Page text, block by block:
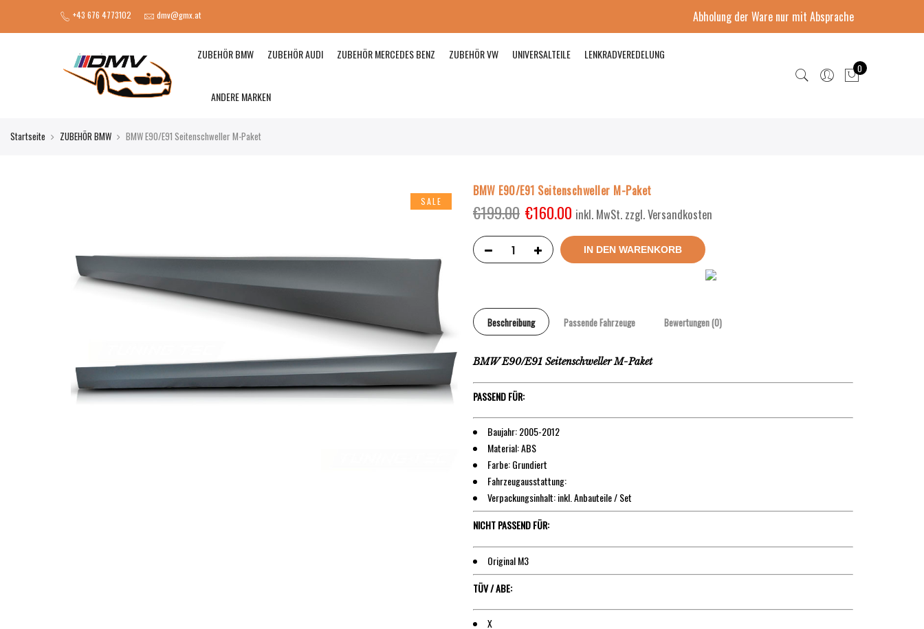
+43 676 4773102 dmv@gmx.at Abholung der Ware nur mit Absprache
ZUBEHÖR BMW ZUBEHÖR AUDI ZUBEHÖR MERCEDES BENZ ZUBEHÖR VW UNIVERSALTEILE LENKRADVEREDELUNG
ANDERE MARKEN
0
Startseite ZUBEHÖR BMW BMW E90/E91 Seitenschweller M-Paket
SALE
BMW E90/E91 Seitenschweller M-Paket
€199.00 €160.00 inkl. MwSt. zzgl. Versandkosten
IN DEN WARENKORB
Beschreibung Passende Fahrzeuge Bewertungen (0)
BMW E90/E91 Seitenschweller M-Paket
PASSEND FÜR:
Baujahr: 2005-2012
Material: ABS
Farbe: Grundiert
Fahrzeugausstattung:
Verpackungsinhalt: inkl. Anbauteile / Set
NICHT PASSEND FÜR:
Original M3
TÜV / ABE:
X